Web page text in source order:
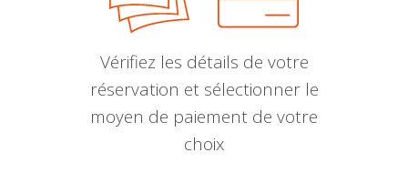
Vérifiez les détails de votre
réservation et sélectionner le
moyen de paiement de votre
choix